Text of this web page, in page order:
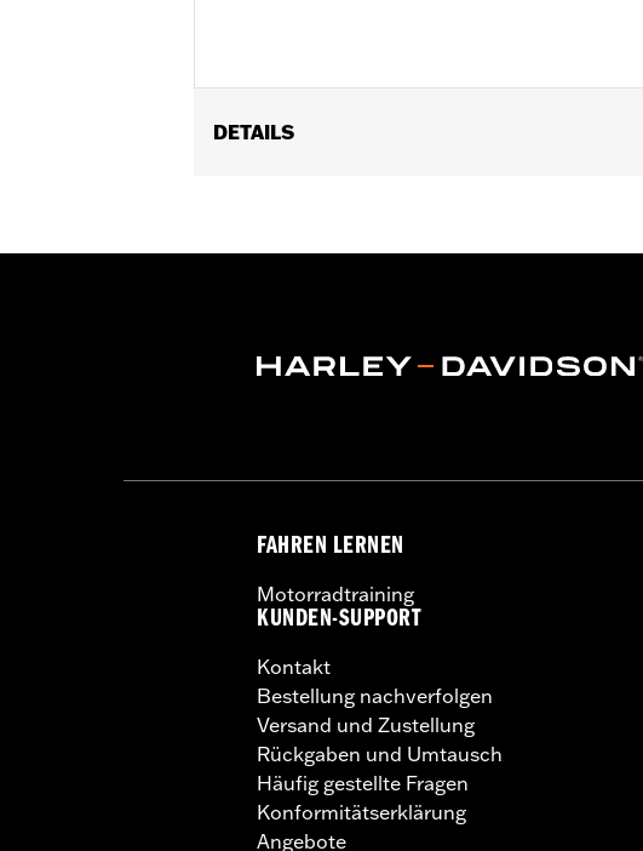
DETAILS
Installationsanleitung
Erfordert ein modellspezifisches
bremsscheibenspezifische
möglicherweise einen
FAHREN LERNEN
Motorradtraining
KUNDEN-SUPPORT
Kontakt
Bestellung nachverfolgen
Versand und Zustellung
Rückgaben und Umtausch
Häufig gestellte Fragen
Konformitätserklärung
Angebote